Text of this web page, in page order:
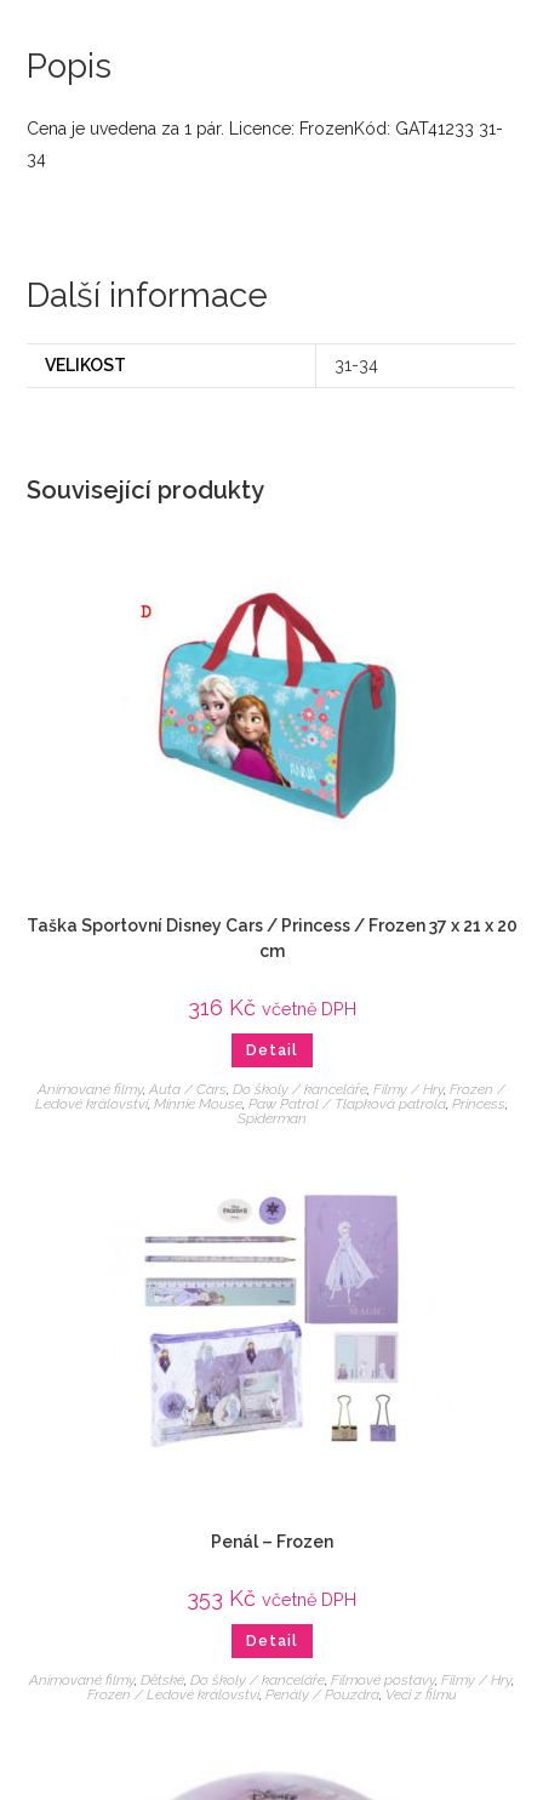
Popis
Cena je uvedena za 1 pár. Licence: FrozenKód: GAT41233 31-
34
Další informace
VELIKOST 31-34
Související produkty
Taška Sportovní Disney Cars / Princess / Frozen 37 x 21 x 20
cm
316 Kč včetně DPH
Detail
Animované filmy, Auta / Cars, Do školy / kanceláře, Filmy / Hry, Frozen /
Ledové království, Minnie Mouse, Paw Patrol / Tlapková patrola, Princess,
Spiderman
Penál – Frozen
353 Kč včetně DPH
Detail
Animované filmy, Dětské Do školy / kanceláře Filmové postavy, Filmy / Hry,
Frozen / Ledové království, Penály / Pouzdra, Veci z filmu